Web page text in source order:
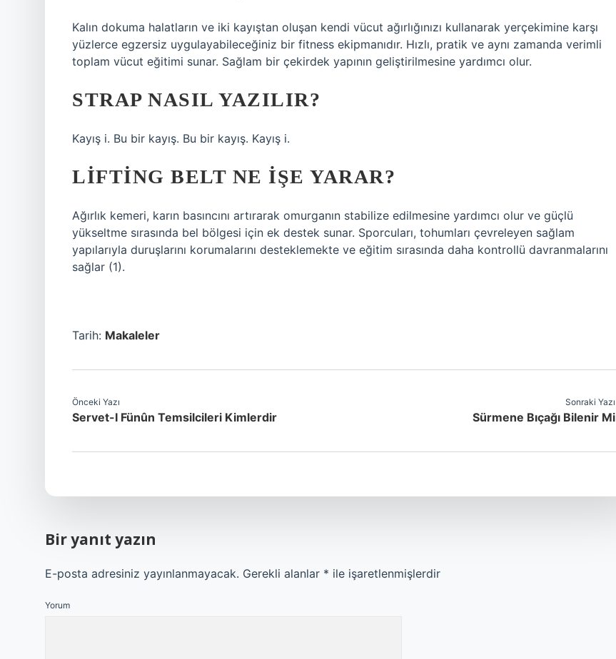
Kalın dokuma halatların ve iki kayıştan oluşan kendi vücut ağırlığınızı kullanarak yerçekimine karşı
yüzlerce egzersiz uygulayabileceğiniz bir fitness ekipmanıdır. Hızlı, pratik ve aynı zamanda verimli
toplam vücut eğitimi sunar. Sağlam bir çekirdek yapının geliştirilmesine yardımcı olur.
STRAP NASIL YAZILIR?
Kayış i. Bu bir kayış. Bu bir kayış. Kayış i.
LIFTING BELT NE IŞE YARAR?
Ağırlık kemeri, karın basıncını artırarak omurganın stabilize edilmesine yardımcı olur ve güçlü
yükseltme sırasında bel bölgesi için ek destek sunar. Sporcuları, tohumları çevreleyen sağlam
yapılarıyla duruşlarını korumalarını desteklemekte ve eğitim sırasında daha kontrollü davranmalarını
sağlar (1).
Tarih: Makaleler
Önceki Yazı
Servet-I Fünûn Temsilcileri Kimlerdir
Sonraki Yazı
Sürmene Bıçağı Bilenir Mi
Bir yanıt yazın
E-posta adresiniz yayınlanmayacak. Gerekli alanlar * ile işaretlenmişlerdir
Yorum